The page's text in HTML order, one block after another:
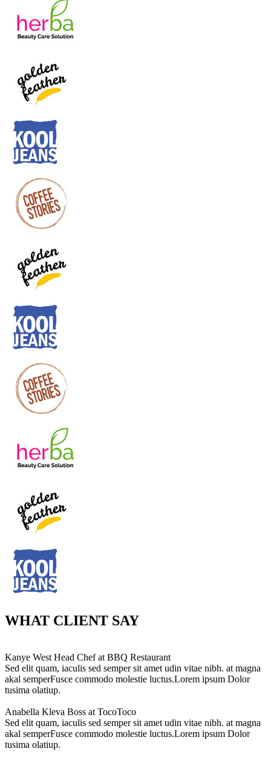
WHAT CLIENT SAY
Kanye West Head Chef at BBQ Restaurant
Sed elit quam, iaculis sed semper sit amet udin vitae nibh. at magna
akal semperFusce commodo molestie luctus.Lorem ipsum Dolor
tusima olatiup.
Anabella Kleva Boss at TocoToco
Sed elit quam, iaculis sed semper sit amet udin vitae nibh. at magna
akal semperFusce commodo molestie luctus.Lorem ipsum Dolor
tusima olatiup.